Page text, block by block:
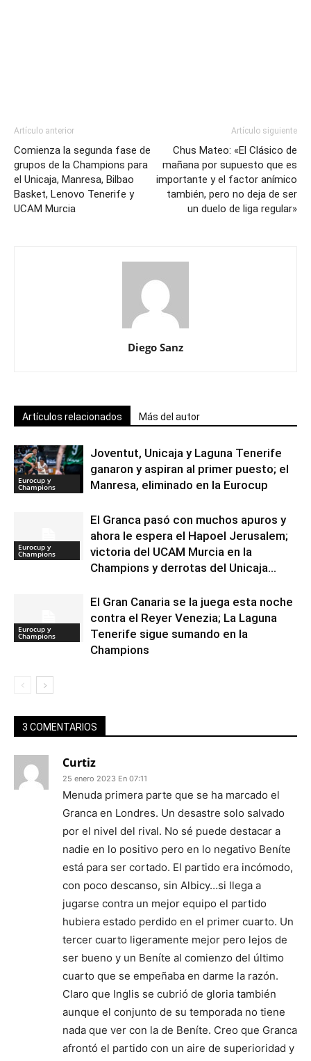
Artículo anterior
Comienza la segunda fase de
grupos de la Champions para
el Unicaja, Manresa, Bilbao
Basket, Lenovo Tenerife y
UCAM Murcia
Artículo siguiente
Chus Mateo: «El Clásico de
mañana por supuesto que es
importante y el factor anímico
también, pero no deja de ser
un duelo de liga regular»
Diego Sanz
Artículos relacionados Más del autor
Eurocup y
Champions
Joventut, Unicaja y Laguna Tenerife
ganaron y aspiran al primer puesto; el
Manresa, eliminado en la Eurocup
Eurocup y
Champions
El Granca pasó con muchos apuros y
ahora le espera el Hapoel Jerusalem;
victoria del UCAM Murcia en la
Champions y derrotas del Unicaja...
Eurocup y
Champions
El Gran Canaria se la juega esta noche
contra el Reyer Venezia; La Laguna
Tenerife sigue sumando en la
Champions
3 COMENTARIOS
Curtiz
25 enero 2023 En 07:11
Menuda primera parte que se ha marcado el
Granca en Londres. Un desastre solo salvado
por el nivel del rival. No sé puede destacar a
nadie en lo positivo pero en lo negativo Beníte
está para ser cortado. El partido era incómodo,
con poco descanso, sin Albicy…si llega a
jugarse contra un mejor equipo el partido
hubiera estado perdido en el primer cuarto. Un
tercer cuarto ligeramente mejor pero lejos de
ser bueno y un Beníte al comienzo del último
cuarto que se empeñaba en darme la razón.
Claro que Inglis se cubrió de gloria también
aunque el conjunto de su temporada no tiene
nada que ver con la de Beníte. Creo que Granca
afrontó el partido con un aire de superioridad y